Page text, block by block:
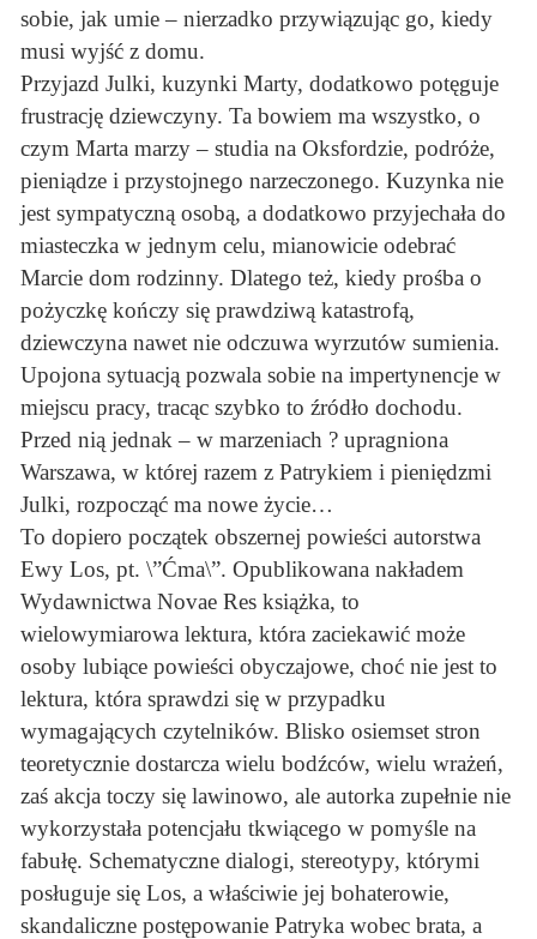
sobie, jak umie – nierzadko przywiązując go, kiedy
musi wyjść z domu.
Przyjazd Julki, kuzynki Marty, dodatkowo potęguje
frustrację dziewczyny. Ta bowiem ma wszystko, o
czym Marta marzy – studia na Oksfordzie, podróże,
pieniądze i przystojnego narzeczonego. Kuzynka nie
jest sympatyczną osobą, a dodatkowo przyjechała do
miasteczka w jednym celu, mianowicie odebrać
Marcie dom rodzinny. Dlatego też, kiedy prośba o
pożyczkę kończy się prawdziwą katastrofą,
dziewczyna nawet nie odczuwa wyrzutów sumienia.
Upojona sytuacją pozwala sobie na impertynencje w
miejscu pracy, tracąc szybko to źródło dochodu.
Przed nią jednak – w marzeniach ? upragniona
Warszawa, w której razem z Patrykiem i pieniędzmi
Julki, rozpocząć ma nowe życie…
To dopiero początek obszernej powieści autorstwa
Ewy Los, pt. \”Ćma\”. Opublikowana nakładem
Wydawnictwa Novae Res książka, to
wielowymiarowa lektura, która zaciekawić może
osoby lubiące powieści obyczajowe, choć nie jest to
lektura, która sprawdzi się w przypadku
wymagających czytelników. Blisko osiemset stron
teoretycznie dostarcza wielu bodźców, wielu wrażeń,
zaś akcja toczy się lawinowo, ale autorka zupełnie nie
wykorzystała potencjału tkwiącego w pomyśle na
fabułę. Schematyczne dialogi, stereotypy, którymi
posługuje się Los, a właściwie jej bohaterowie,
skandaliczne postępowanie Patryka wobec brata, a